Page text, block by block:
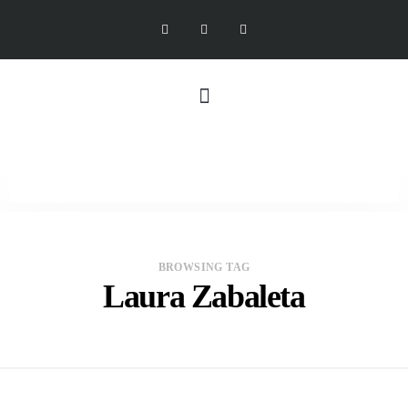
BROWSING TAG
Laura Zabaleta